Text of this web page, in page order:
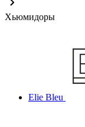
Хьюмидоры
Elie Bleu